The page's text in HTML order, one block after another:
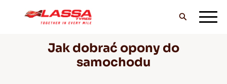
WSZYSTKIE OPONY LASSA
Jak dobrać opony do
samochodu